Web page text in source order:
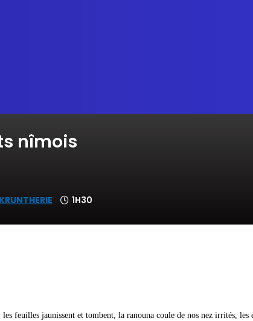
nîmois
1H30
feuilles jaunissent et tombent, la ranouna coule de nos nez irrités, les